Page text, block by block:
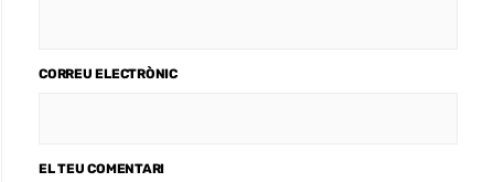
CORREU ELECTRÒNIC
EL TEU COMENTARI